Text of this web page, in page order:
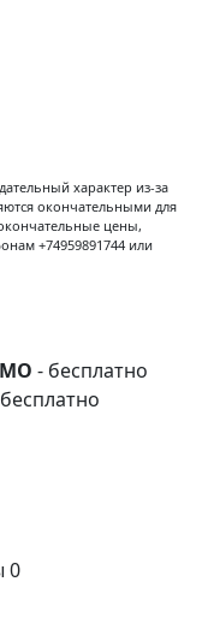
характер из-за
окончательными для
цены,
+74959891744 или
МО - бесплатно
0